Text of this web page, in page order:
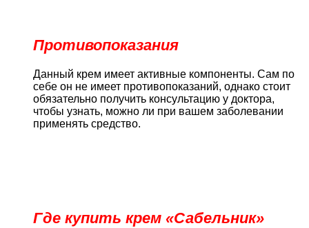
Противопоказания
Данный крем имеет активные компоненты. Сам по
себе он не имеет противопоказаний, однако стоит
обязательно получить консультацию у доктора,
чтобы узнать, можно ли при вашем заболевании
применять средство.
Где купить крем «Сабельник»